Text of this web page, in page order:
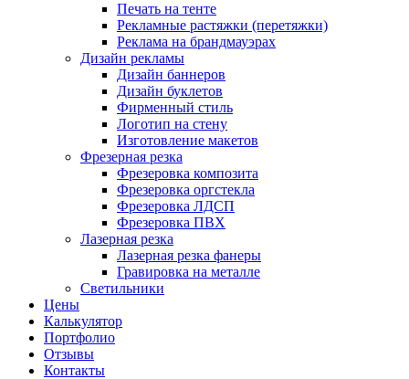
Печать на тенте
Рекламные растяжки (перетяжки)
Реклама на брандмауэрах
Дизайн рекламы
Дизайн баннеров
Дизайн буклетов
Фирменный стиль
Логотип на стену
Изготовление макетов
Фрезерная резка
Фрезеровка композита
Фрезеровка оргстекла
Фрезеровка ЛДСП
Фрезеровка ПВХ
Лазерная резка
Лазерная резка фанеры
Гравировка на металле
Светильники
Цены
Калькулятор
Портфолио
Отзывы
Контакты